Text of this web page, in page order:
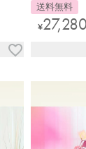
送料無料
¥27,280